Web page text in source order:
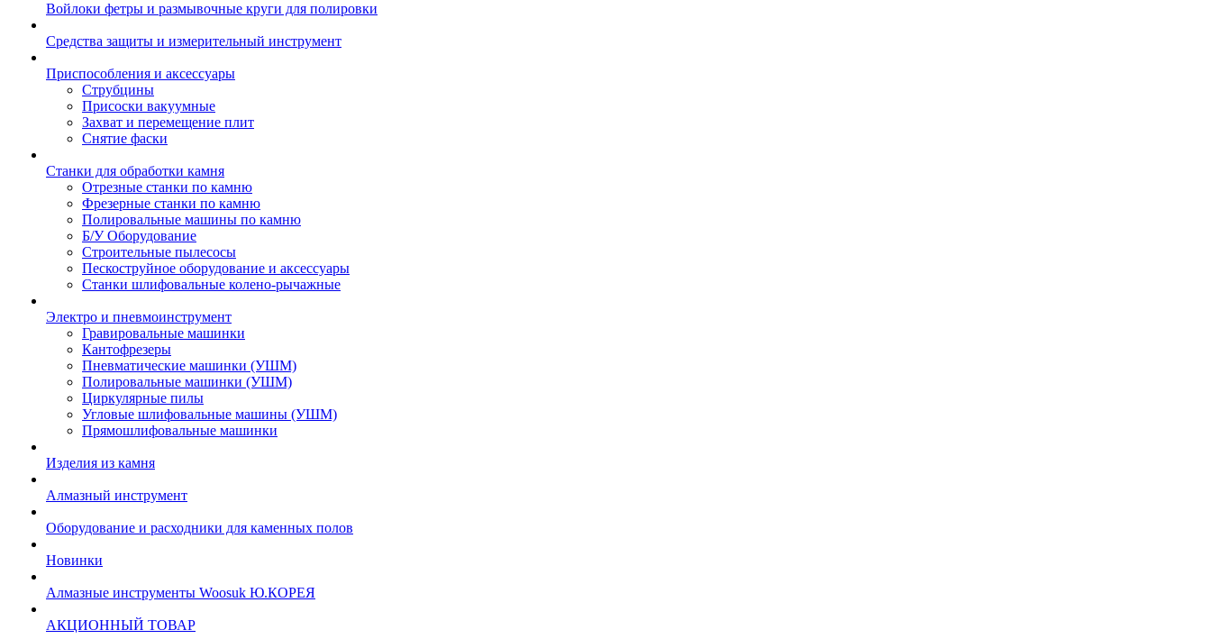
Войлоки фетры и размывочные круги для полировки
Средства защиты и измерительный инструмент
Приспособления и аксессуары
Струбцины
Присоски вакуумные
Захват и перемещение плит
Снятие фаски
Станки для обработки камня
Отрезные станки по камню
Фрезерные станки по камню
Полировальные машины по камню
Б/У Оборудование
Строительные пылесосы
Пескоструйное оборудование и аксессуары
Станки шлифовальные колено-рычажные
Электро и пневмоинструмент
Гравировальные машинки
Кантофрезеры
Пневматические машинки (УШМ)
Полировальные машинки (УШМ)
Циркулярные пилы
Угловые шлифовальные машины (УШМ)
Прямошлифовальные машинки
Изделия из камня
Алмазный инструмент
Оборудование и расходники для каменных полов
Новинки
Алмазные инструменты Woosuk Ю.КОРЕЯ
АКЦИОННЫЙ ТОВАР